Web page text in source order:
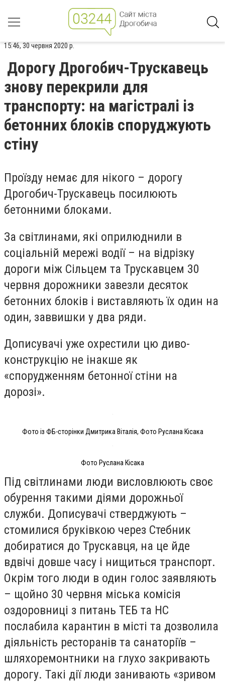
15:46, 30 червня 2020 р.
Дорогу Дрогобич-Трускавець
знову перекрили для
транспорту: на магістралі із
бетонних блоків споруджують
стіну
Проїзду немає для нікого – дорогу
Дрогобич-Трускавець посилюють
бетонними блоками.
За світлинами, які оприлюднили в
соціальній мережі водії – на відрізку
дороги між Сільцем та Трускавцем 30
червня дорожники завезли десяток
бетонних блоків і виставляють їх один на
один, заввишки у два ряди.
Дописувачі уже охрестили цю диво-
конструкцію не інакше як
«спорудженням бетонної стіни на
дорозі».
Фото із ФБ-сторінки Дмитрика Віталія, Фото Руслана Кісака
Фото Руслана Кісака
Під світлинами люди висловлюють своє
обурення такими діями дорожньої
служби. Дописувачі стверджують –
стомилися бруківкою через Стебник
добиратися до Трускавця, на це йде
вдвічі довше часу і нищиться транспорт.
Окрім того люди в один голос заявляють
– щойно 30 червня міська комісія
оздоровниці з питань ТЕБ та НС
послабила карантин в місті та дозволила
діяльність ресторанів та санаторіїв –
шляхоремонтники на глухо закривають
дорогу. Такі дії люди занивають «зривом